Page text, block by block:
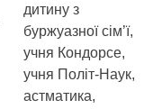
дитину з
буржуазної сім’ї,
учня Кондорсе,
учня Політ-Наук,
астматика,